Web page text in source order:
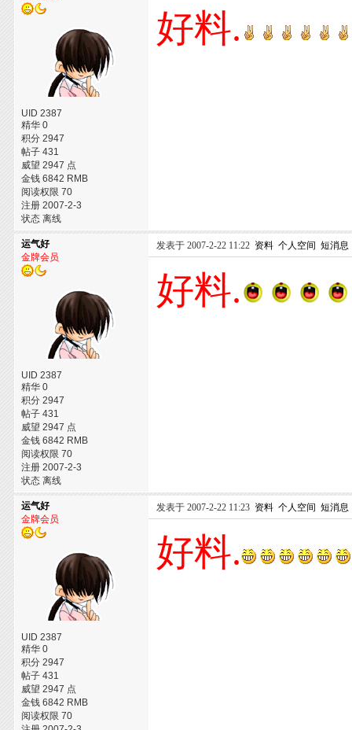
UID 2387
精华 0
积分 2947
帖子 431
威望 2947 点
金钱 6842 RMB
阅读权限 70
注册 2007-2-3
状态 离线
好料.
运气好
金牌会员
UID 2387
精华 0
积分 2947
帖子 431
威望 2947 点
金钱 6842 RMB
阅读权限 70
注册 2007-2-3
状态 离线
发表于 2007-2-22 11:22 资料 个人空间 短消息
好料.
运气好
金牌会员
UID 2387
精华 0
积分 2947
帖子 431
威望 2947 点
金钱 6842 RMB
阅读权限 70
发表于 2007-2-22 11:23 资料 个人空间 短消息
好料.